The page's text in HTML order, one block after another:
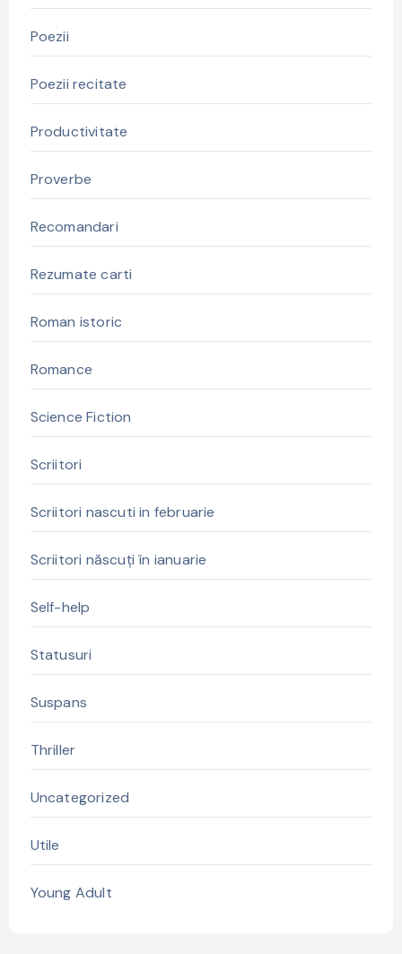
Poezii
Poezii recitate
Productivitate
Proverbe
Recomandari
Rezumate carti
Roman istoric
Romance
Science Fiction
Scriitori
Scriitori nascuti in februarie
Scriitori născuți în ianuarie
Self-help
Statusuri
Suspans
Thriller
Uncategorized
Utile
Young Adult